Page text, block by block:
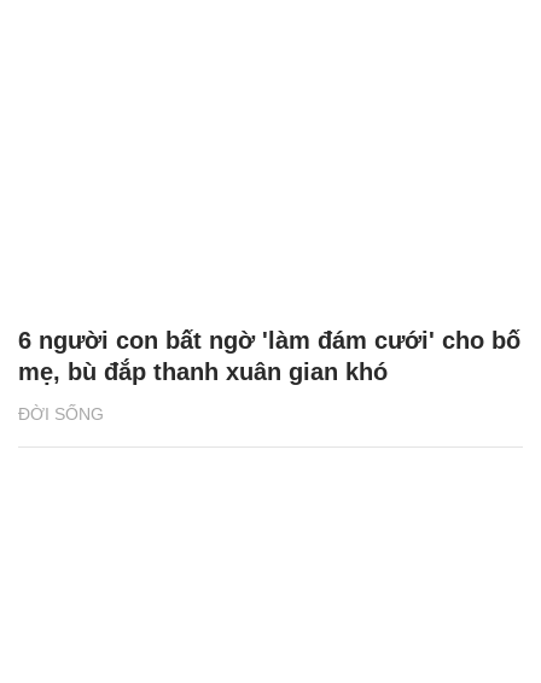
ĐỜI SỐNG
6 người con bất ngờ 'làm đám cưới' cho bố
mẹ, bù đắp thanh xuân gian khó